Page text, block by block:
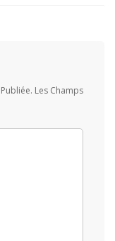
Les Champs